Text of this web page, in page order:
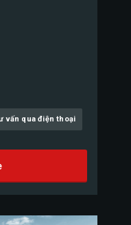
vấn qua điện thoại